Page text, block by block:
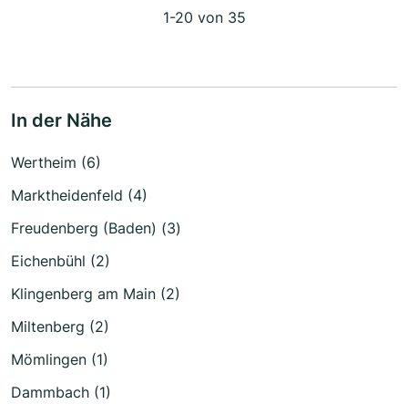
1-20 von 35
In der Nähe
Wertheim (6)
Marktheidenfeld (4)
Freudenberg (Baden) (3)
Eichenbühl (2)
Klingenberg am Main (2)
Miltenberg (2)
Mömlingen (1)
Dammbach (1)